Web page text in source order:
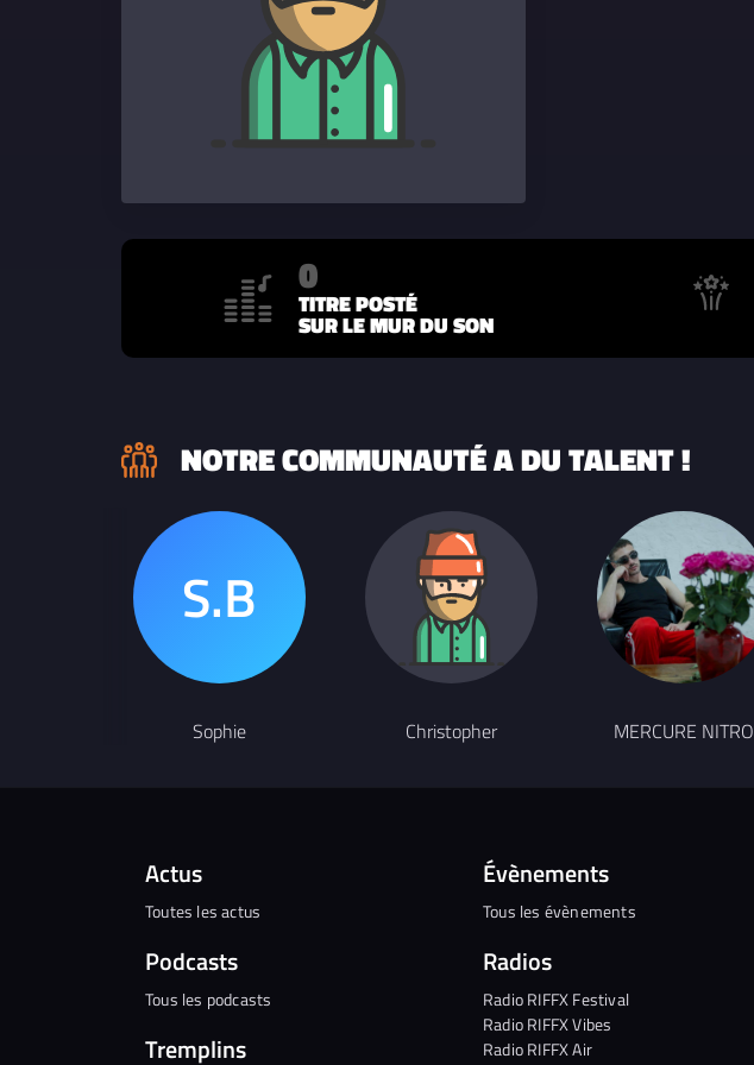
0
TITRE POSTÉ
SUR LE MUR DU SON
NOTRE COMMUNAUTÉ A DU TALENT !
Sophie Christopher MERCURE NITRO
Actus
Toutes les actus
Podcasts
Tous les podcasts
Tremplins
Évènements
Tous les évènements
Radios
Radio RIFFX Festival
Radio RIFFX Vibes
Radio RIFFX Air